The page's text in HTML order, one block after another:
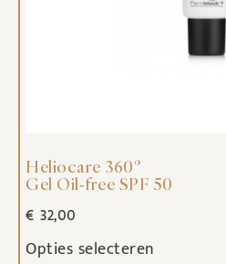
Heliocare 360°
Gel Oil-free SPF 50
€ 32,00
Opties selecteren